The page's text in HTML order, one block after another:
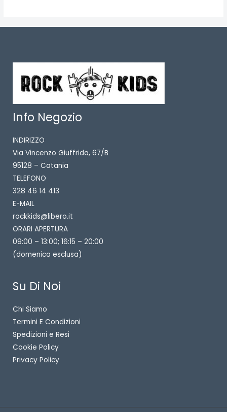
Info Negozio
INDIRIZZO
Via Vincenzo Giuffrida, 67/B
95128 – Catania
TELEFONO
328 46 14 413
E-MAIL
rockkids@libero.it
ORARI APERTURA
09:00 – 13:00; 16:15 – 20:00
(domenica esclusa)
Su Di Noi
Chi Siamo
Termini E Condizioni
Spedizioni e Resi
Cookie Policy
Privacy Policy